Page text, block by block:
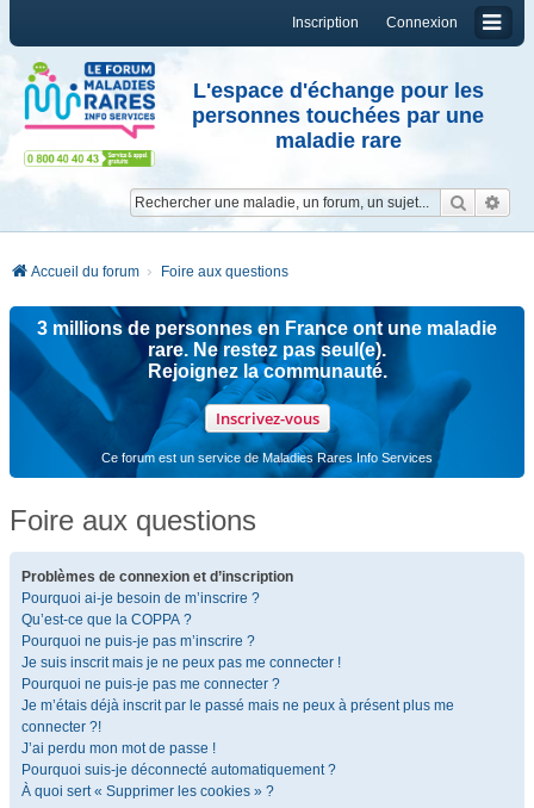
Connexion
Inscription
L'espace d'échange pour les
personnes touchées par une
maladie rare
Accueil du forum Foire aux questions
3 millions de personnes en France ont une maladie
rare. Ne restez pas seul(e).
Rejoignez la communauté.
Inscrivez-vous
Ce forum est un service de Maladies Rares Info Services
Foire aux questions
Problèmes de connexion et d’inscription
Pourquoi ai-je besoin de m’inscrire ?
Qu’est-ce que la COPPA ?
Pourquoi ne puis-je pas m’inscrire ?
Je suis inscrit mais je ne peux pas me connecter !
Pourquoi ne puis-je pas me connecter ?
Je m’étais déjà inscrit par le passé mais ne peux à présent plus me
connecter ?!
J’ai perdu mon mot de passe !
Pourquoi suis-je déconnecté automatiquement ?
À quoi sert « Supprimer les cookies » ?